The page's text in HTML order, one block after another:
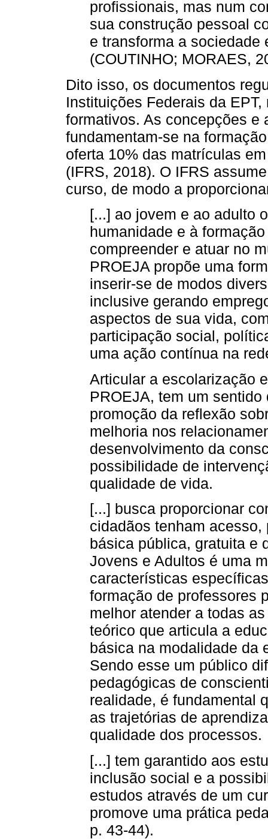
profissionais, mas num
sua construção pessoal
e transforma a sociedade
(COUTINHO; MORAES,
Dito isso, os documentos
Instituições Federais da
formativos. As concepções e
fundamentam-se na
oferta 10% das matrículas
(IFRS, 2018). O IFRS
curso, de modo a
[...] ao jovem e ao adulto
humanidade e à
compreender e atuar no
PROEJA propõe uma
inserir-se de modos
inclusive gerando
aspectos de sua vida,
participação social,
uma ação contínua na
Articular a escolarização
PROEJA, tem um
promoção da reflexão
melhoria nos
desenvolvimento da
possibilidade de
qualidade de vida.
[...] busca proporcionar
cidadãos tenham
básica pública, gratuita e
Jovens e Adultos é uma
características
formação de professores
melhor atender a todas
teórico que articula a
básica na modalidade da
Sendo esse um público
pedagógicas de
realidade, é fundamental
as trajetórias de
qualidade dos processos.
[...] tem garantido aos
inclusão social e a
estudos através de um
promove uma prática
p. 43-44).